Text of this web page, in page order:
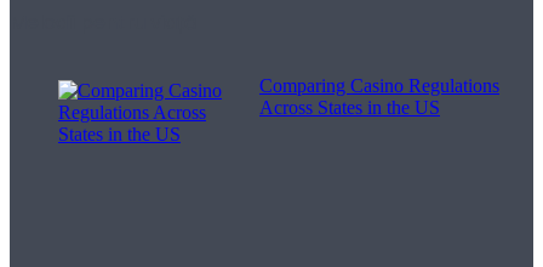
Comparing Casino Regulations
Across States in the US